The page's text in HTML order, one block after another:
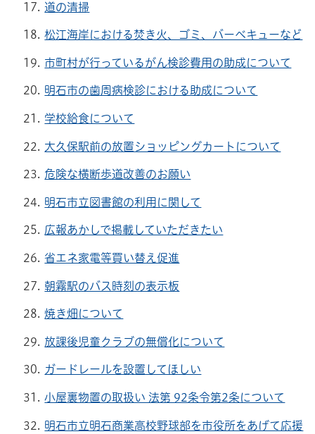
道の清掃
松江海岸における焚き火、ゴミ、バーベキューなど
市町村が行っているがん検診費用の助成について
明石市の歯周病検診における助成について
学校給食について
大久保駅前の放置ショッピングカートについて
危険な横断歩道改善のお願い
明石市立図書館の利用に関して
広報あかしで掲載していただきたい
省エネ家電等買い替え促進
朝霧駅のバス時刻の表示板
焼き畑について
放課後児童クラブの無償化について
ガードレールを設置してほしい
小屋裏物置の取扱い 法第 92条令第2条について
明石市立明石商業高校野球部を市役所をあげて応援